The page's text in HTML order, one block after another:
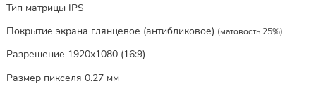
Тип матрицы IPS
Покрытие экрана глянцевое (антибликовое) (матовость 25%)
Разрешение 1920x1080 (16:9)
Размер пикселя 0.27 мм